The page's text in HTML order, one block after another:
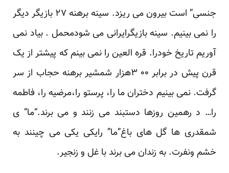
جنسی” است بیرون می ریزد. سینه برهنه ۲۷ بازیگر دیگر
را نمی بینیم. سینه بازیگرایرانی می شودمحمل . بیاد نمی
آوریم تاریخ خودرا. قره العین را نمی بینم که پیشتر از یک
قرن پیش در برابر ۰۰ ۳هزار شمشیر برهنه حجاب از سر
گرفت. نمی بینیم دختران ما را، پرستو را،مرضیه را، فاطمه
را… د رهمین روزها دستبند می زنند و می برند.“ما” ی
شمقدری ها گل های باغ”ما” رایکی یکی می چینند به
خشم ونفرت. به زندان می برند با غل و زنجیر.